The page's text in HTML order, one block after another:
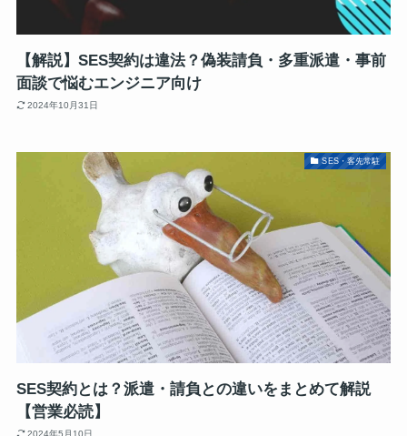
【解説】SES契約は違法？偽装請負・多重派遣・事前
面談で悩むエンジニア向け
2024年10月31日
SES・客先常駐
SES契約とは？派遣・請負との違いをまとめて解説
【営業必読】
2024年5月10日